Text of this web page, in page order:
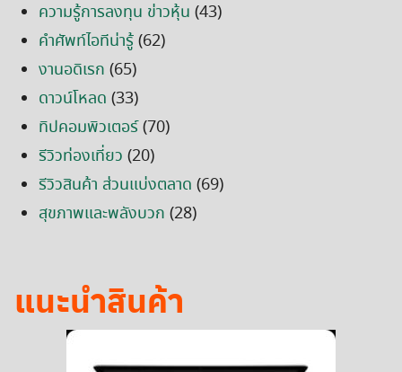
ความรู้การลงทุน ข่าวหุ้น (43)
คำศัพท์ไอทีน่ารู้(62)
งานอดิเรก (65)
ดาวน์โหลด (33)
ทิปคอมพิวเตอร์(70)
รีวิวท่องเที่ยว (20)
รีวิวสินค้า ส่วนแบ่งตลาด (69)
สุขภาพและพลังบวก (28)
แนะนำสินค้า